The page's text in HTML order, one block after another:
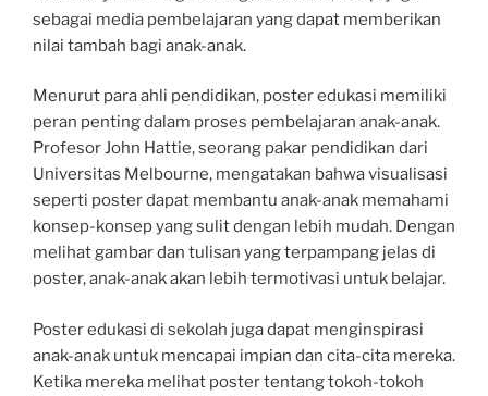
sebagai media pembelajaran yang dapat memberikan
nilai tambah bagi anak-anak.
Menurut para ahli pendidikan, poster edukasi memiliki
peran penting dalam proses pembelajaran anak-anak.
Profesor John Hattie, seorang pakar pendidikan dari
Universitas Melbourne, mengatakan bahwa visualisasi
seperti poster dapat membantu anak-anak memahami
konsep-konsep yang sulit dengan lebih mudah. Dengan
melihat gambar dan tulisan yang terpampang jelas di
poster, anak-anak akan lebih termotivasi untuk belajar.
Poster edukasi di sekolah juga dapat menginspirasi
anak-anak untuk mencapai impian dan cita-cita mereka.
Ketika mereka melihat poster tentang tokoh-tokoh